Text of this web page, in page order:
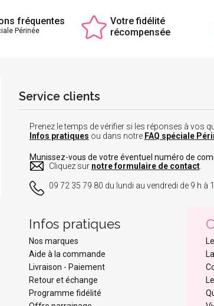
fréquentes
Périnée
Votre fidélité
récompensée
Service clients
Prenez le temps de vérifier si les réponses à vos
Infos pratiques ou dans notre FAQ spéciale
Munissez-vous de votre éventuel numéro de
Cliquez sur notre formulaire de contact.
09 72 35 79 80 du lundi au vendredi de 9 h à
Infos pratiques
Nos marques
Aide à la commande
Livraison - Paiement
Retour et échange
Programme fidélité